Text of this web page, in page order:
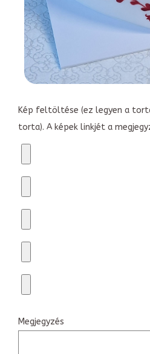
Kép feltöltése (ez legyen a
torta). A képek linkjét a
Megjegyzés